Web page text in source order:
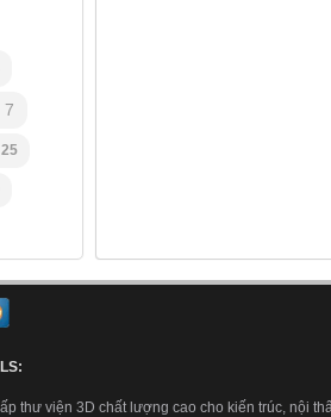
7
25
thư viện 3D chất lượng cao cho kiến trúc, nội